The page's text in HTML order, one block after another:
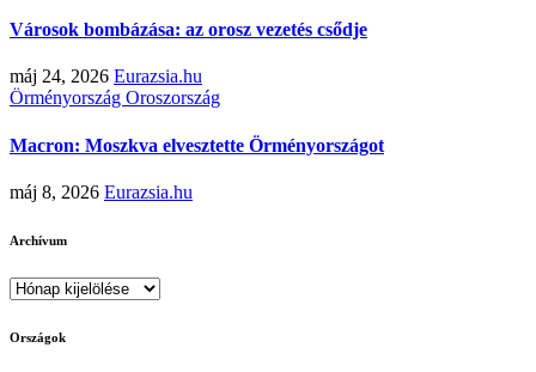
Városok bombázása: az orosz vezetés csődje
máj 24, 2026 Eurazsia.hu
Örményország Oroszország
Macron: Moszkva elvesztette Örményországot
máj 8, 2026 Eurazsia.hu
Archívum
Archívum
Országok